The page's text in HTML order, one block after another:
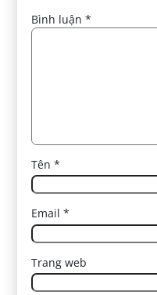
Bình luận*
Tên*
Email*
Trang web